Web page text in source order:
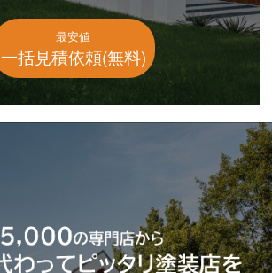
最安値
一括見積依頼(無料)